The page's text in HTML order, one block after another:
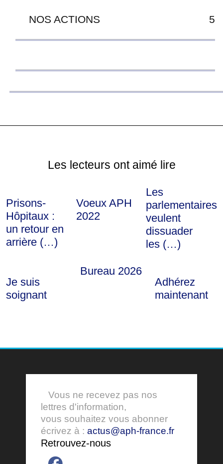
NOS ACTIONS 5
Les lecteurs ont aimé lire
Prisons-
Hôpitaux :
un retour en
arrière (…)
Voeux APH
2022
Les
parlementaires
veulent
dissuader
les (…)
Je suis
soignant
Bureau 2026
Adhérez
maintenant
Vous ne recevez pas nos
lettres d'information,
vous souhaitez vous abonner
écrivez à : actus@aph-france.fr
Retrouvez-nous